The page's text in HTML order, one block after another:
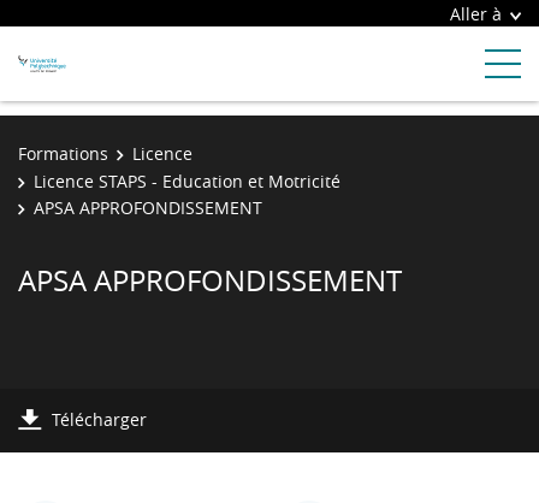
Aller à
Formations
Licence
Licence STAPS - Education et Motricité
APSA APPROFONDISSEMENT
APSA APPROFONDISSEMENT
Télécharger